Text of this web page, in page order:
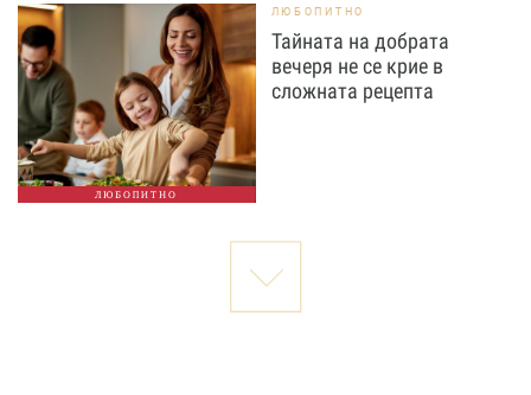
ЛЮБОПИТНО
ЛЮБОПИТНО
Тайната на добрата
вечеря не се крие в
сложната рецепта